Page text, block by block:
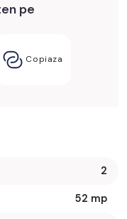
pe
Copiaza
2
52 mp